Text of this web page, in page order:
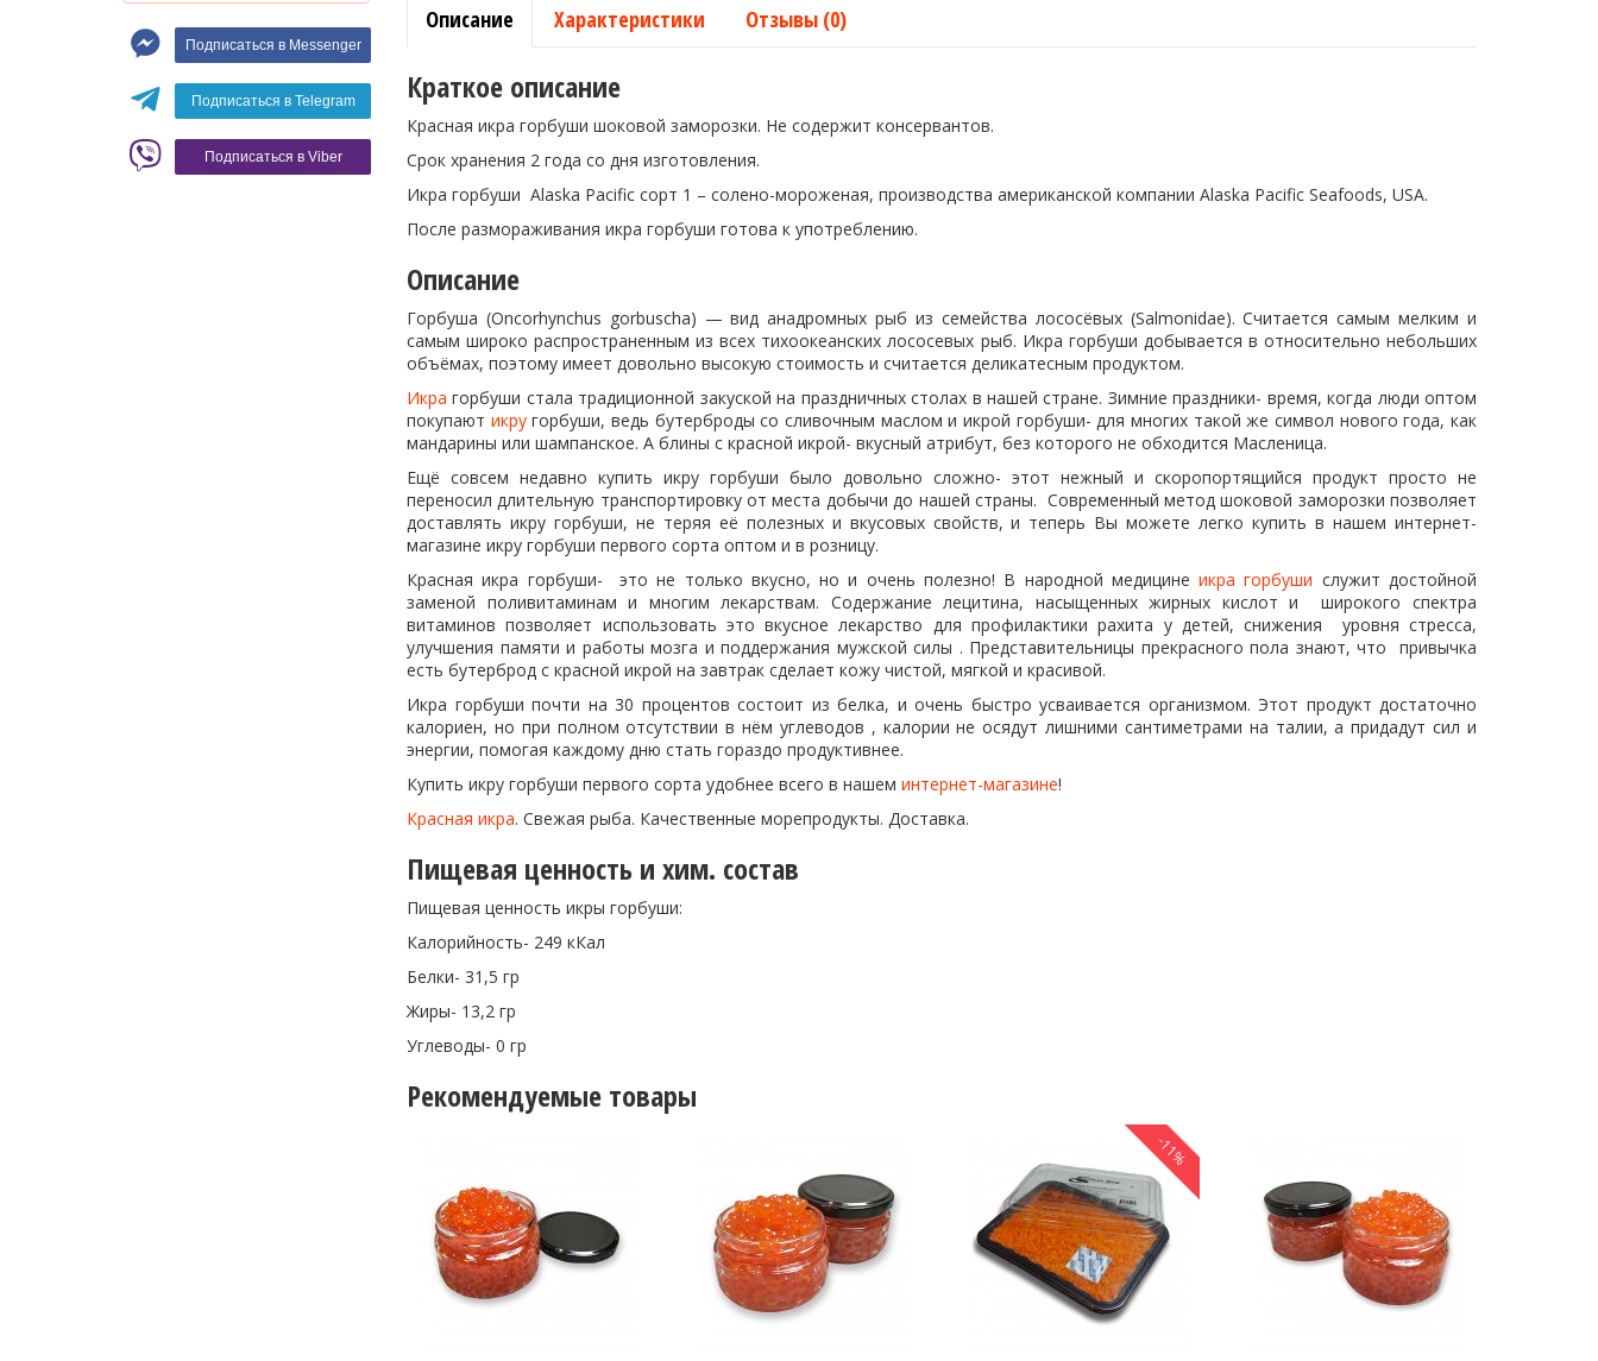
Вино
Белое вино
Красное вино
Кофе
Blaser
Подписаться в Messenger
Подписаться в Telegram
Подписаться в Viber
Описание Характеристики Отзывы (0)
Краткое описание
Красная икра горбуши шоковой заморозки. Не содержит консервантов.
Срок хранения 2 года со дня изготовления.
Икра горбуши Alaska Pacific сорт 1 – солено-мороженая, производства американской компании Alaska Pacific Seafoods, USA.
После размораживания икра горбуши готова к употреблению.
Описание
Горбуша (Oncorhynchus gorbuscha) — вид анадромных рыб из семейства лососёвых (Salmonidae). Считается самым мелким и
самым широко распространенным из всех тихоокеанских лососевых рыб. Икра горбуши добывается в относительно небольших
объёмах, поэтому имеет довольно высокую стоимость и считается деликатесным продуктом.
Икра горбуши стала традиционной закуской на праздничных столах в нашей стране. Зимние праздники- время, когда люди оптом
покупают икругорбуши, ведь бутерброды со сливочным маслом и икрой горбуши- для многих такой же символ нового года, как
мандарины или шампанское. А блины с красной икрой- вкусный атрибут, без которого не обходится Масленица.
Ещё совсем недавно купить икру горбуши было довольно сложно- этот нежный и скоропортящийся продукт просто не
переносил длительную транспортировку от места добычи до нашей страны. Современный метод шоковой заморозки позволяет
доставлять икру горбуши, не теряя её полезных и вкусовых свойств, и теперь Вы можете легко купить в нашем интернет-
магазине икру горбуши первого сорта оптом и в розницу.
Красная икра горбуши- это не только вкусно, но и очень полезно! В народной медицинеикра горбуши служит достойной
заменой поливитаминам и многим лекарствам. Содержание лецитина, насыщенных жирных кислот и широкого спектра
витаминов позволяет использовать это вкусное лекарство для профилактики рахита у детей, снижения уровня стресса,
улучшения памяти и работы мозга и поддержания мужской силы . Представительницы прекрасного пола знают, что привычка
есть бутерброд с красной икрой на завтрак сделает кожу чистой, мягкой и красивой.
Икра горбуши почти на 30 процентов состоит из белка, и очень быстро усваивается организмом. Этот продукт достаточно
калориен, но при полном отсутствии в нём углеводов , калории не осядут лишними сантиметрами на талии, а придадут сил и
энергии, помогая каждому дню стать гораздо продуктивнее.
Купить икру горбуши первого сорта удобнее всего в нашем интернет-магазине!
Красная икра. Свежая рыба. Качественные морепродукты. Доставка.
Пищевая ценность и хим. состав
Пищевая ценность икры горбуши:
Калорийность- 249 кКал
Белки- 31,5 гр
Жиры- 13,2 гр
Углеводы- 0 гр
Рекомендуемые товары
-11%